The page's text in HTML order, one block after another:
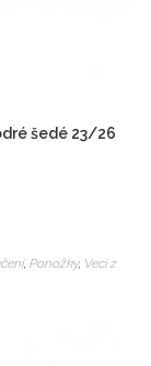
šedé 23/26
, Ponožky, Veci z